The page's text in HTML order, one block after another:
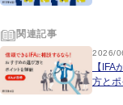
関連記事
2026/
【
方と